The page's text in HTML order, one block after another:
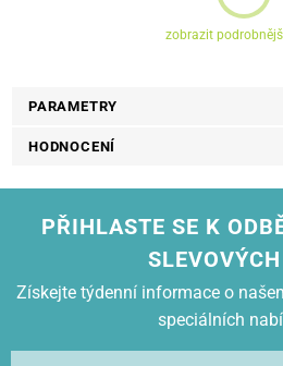
zobrazit
PARAMETRY
HODNOCENÍ
PŘIHLASTE SE K
Získejte týdenní informace o
speciálních